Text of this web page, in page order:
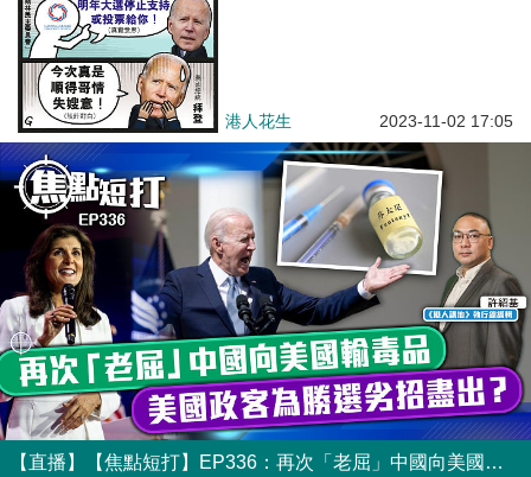
港人花生 2023-11-02 17:05
【直播】【焦點短打】EP336：再次「老屈」中國向美國輸毒品 美國政客為勝選劣招盡出？